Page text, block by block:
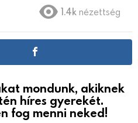
1.4k nézettség
mondunk, akiknek
híres gyerekét.
fog menni neked!